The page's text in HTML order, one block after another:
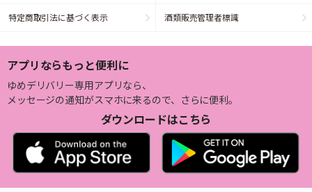
特定商取引法に基づく表示 酒類販売管理者標識
アプリならもっと便利に
ゆめデリバリー専用アプリなら、
メッセージの通知がスマホに来るので、さらに便利。
ダウンロードはこちら